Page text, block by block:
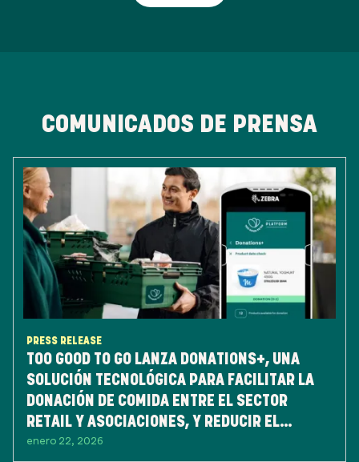
COMUNICADOS DE PRENSA
PRESS RELEASE
TOO GOOD TO GO LANZA DONATIONS+, UNA
SOLUCIÓN TECNOLÓGICA PARA FACILITAR LA
DONACIÓN DE COMIDA ENTRE EL SECTOR
RETAIL Y ASOCIACIONES, Y REDUCIR EL
DESPERDICIO DE ALIMENTOS
enero 22, 2026